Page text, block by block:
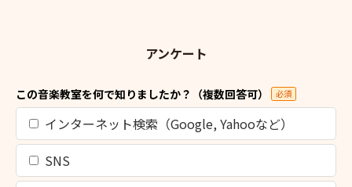
アンケート
この音楽教室を何で知りましたか？（複数回答可） 必須
インターネット検索（Google, Yahooなど）
SNS